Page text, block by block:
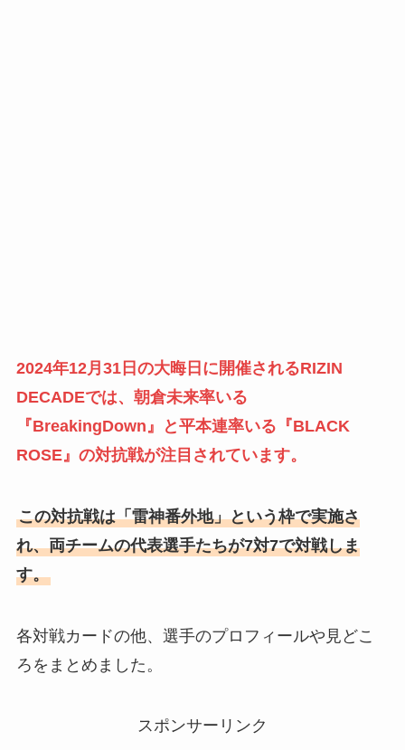
2024年12月31日の大晦日に開催されるRIZIN
DECADEでは、朝倉未来率いる
『BreakingDown』と平本連率いる『BLACK
ROSE』の対抗戦が注目されています。
この対抗戦は「雷神番外地」という枠で実施さ
れ、両チームの代表選手たちが7対7で対戦しま
す。
各対戦カードの他、選手のプロフィールや見どこ
ろをまとめました。
スポンサーリンク